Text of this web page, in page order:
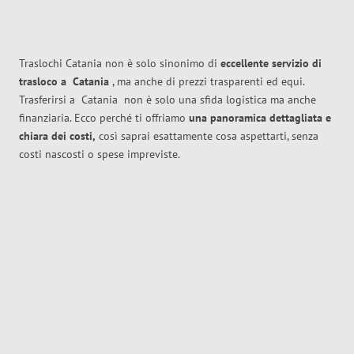
Traslochi Catania non è solo sinonimo di eccellente servizio di
trasloco a Catania , ma anche di prezzi trasparenti ed equi.
Trasferirsi a Catania non è solo una sfida logistica ma anche
finanziaria. Ecco perché ti offriamo una panoramica dettagliata e
chiara dei costi, così saprai esattamente cosa aspettarti, senza
costi nascosti o spese impreviste.